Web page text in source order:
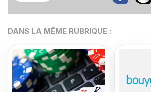
DANS LA MÊME RUBRIQUE :